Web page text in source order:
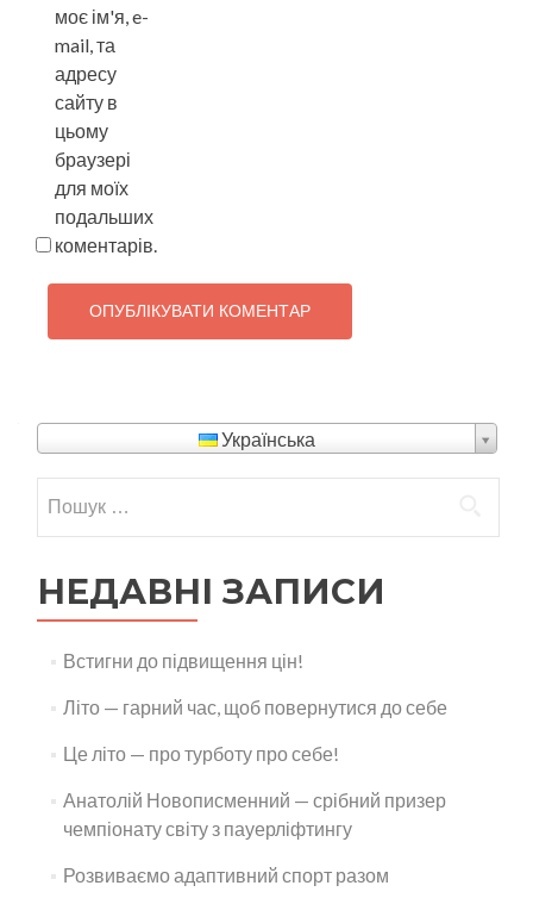
моє ім'я, e-
mail, та
адресу
сайту в
цьому
браузері
для моїх
подальших
коментарів.
Українська
НЕДАВНІ ЗАПИСИ
Встигни до підвищення цін!
Літо — гарний час, щоб повернутися до себе
Це літо — про турботу про себе!
Анатолій Новописменний — срібний призер
чемпіонату світу з пауерліфтингу
Розвиваємо адаптивний спорт разом